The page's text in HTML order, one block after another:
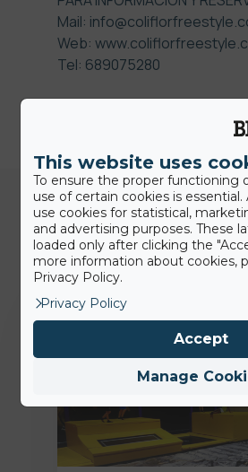
Mail:
Web:
Tel: 689075280
Related Posts
Gymnastics
This website uses
To ensure the proper functioning
use of certain cookies is essential.
use cookies for statistical,
and advertising purposes. These
loaded only after clicking the
more information about cookies,
Privacy Policy.
Privacy Policy
Manage
Accept